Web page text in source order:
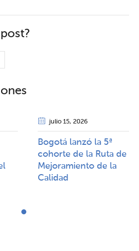
julio 15, 2026
Bogotá lanzó la 5ª
cohorte de la Ruta de
Mejoramiento de la
Calidad​​